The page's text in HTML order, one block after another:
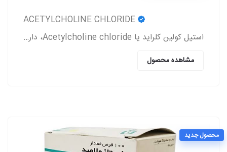
استیل کولین کلراید یا Acetylcholine chloride، دارویی است که معمولاً بعد از جراحی آب مروارید و پیوند قرنیه به بیمار تجویز می‌شود.
مشاهده محصول
محصول جدید